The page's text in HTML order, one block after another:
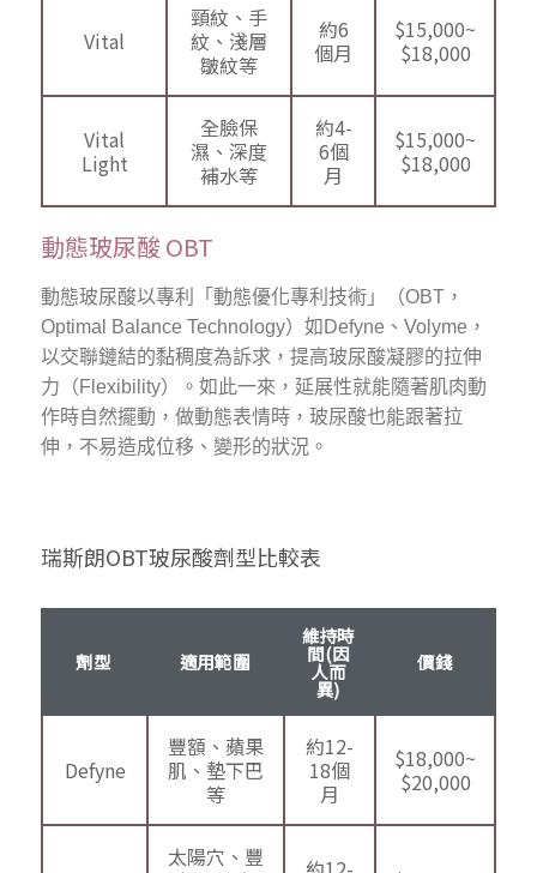
Vital
頸紋、手
紋、淺層
皺紋等
約6
個月
$15,000~
$18,000
Vital
Light
全臉保
濕、深度
補水等
約4-
6個
月
$15,000~
$18,000
動態玻尿酸 OBT
動態玻尿酸以專利「動態優化專利技術」（OBT，
Optimal Balance Technology）如Defyne、Volyme，
以交聯鏈結的黏稠度為訴求，提高玻尿酸凝膠的拉伸
力（Flexibility）。如此一來，延展性就能隨著肌肉動
作時自然擺動，做動態表情時，玻尿酸也能跟著拉
伸，不易造成位移、變形的狀況。
瑞斯朗OBT玻尿酸劑型比較表
劑型 適用範圍
維持時
間(因
人而
異)
價錢
Defyne
豐額、蘋果
肌、墊下巴
等
約12-
18個
月
$18,000~
$20,000
太陽穴、豐